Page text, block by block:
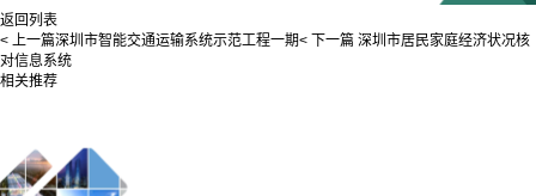
返回列表
< 上一篇深圳市智能交通运输系统示范工程一期< 下一篇 深圳市居民家庭经济状况核
对信息系统
相关推荐